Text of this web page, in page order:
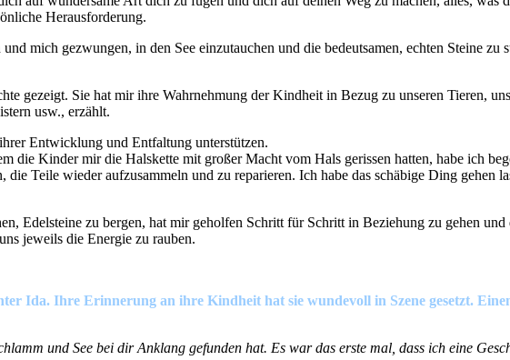
Herausforderung.
mich gezwungen, in den See einzutauchen und die bedeutsamen, echten Steine zu
gezeigt. Sie hat mir ihre Wahrnehmung der Kindheit in Bezug zu unseren Tieren,
usw., erzählt.
Entwicklung und Entfaltung unterstützen.
die Kinder mir die Halskette mit großer Macht vom Hals gerissen hatten, habe ich
Teile wieder aufzusammeln und zu reparieren. Ich habe das schäbige Ding gehen
Edelsteine zu bergen, hat mir geholfen Schritt für Schritt in Beziehung zu gehen und
jeweils die Energie zu rauben.
Ida. Ihre Erinnerung an ihre Kindheit hat sie wundevoll in Szene gesetzt.
und See bei dir Anklang gefunden hat. Es war das erste mal, dass ich eine